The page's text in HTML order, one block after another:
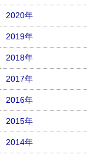
2020年
2019年
2018年
2017年
2016年
2015年
2014年